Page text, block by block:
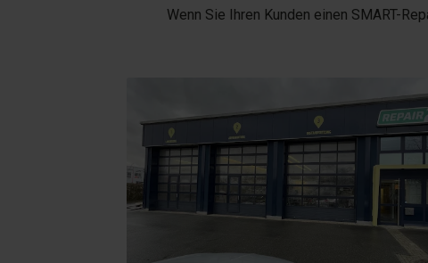
Wenn Sie Ihren Kunden einen SMART-